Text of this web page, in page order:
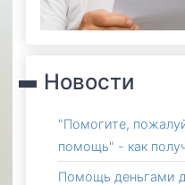
Новости
"Помогите,
помощь" - как
Помощь деньгами